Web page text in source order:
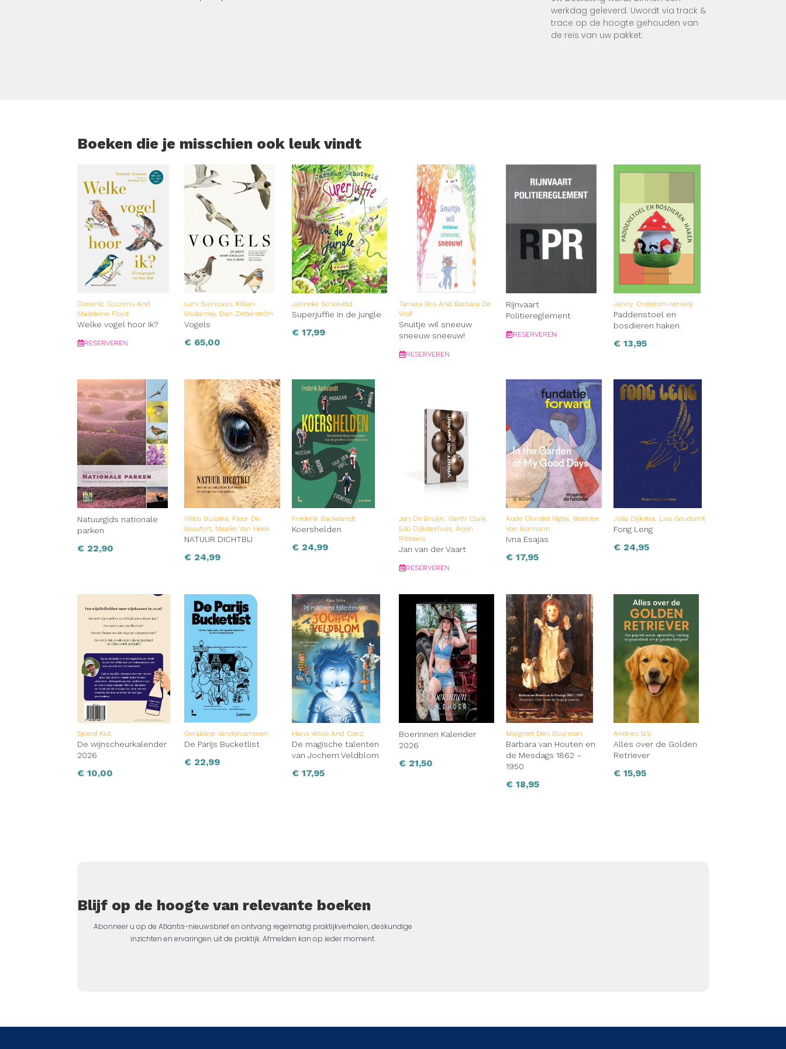
werkdag geleverd. Uwordt via track &
trace op de hoogte gehouden van
de reis van uw pakket.
Boeken die je misschien ook leuk vindt
Dominic Couzens And
Madeleine Floyd
Welke vogel hoor ik?
RESERVEREN
Lars Svensson, Killian
Mullarney, Dan Zetterström
Vogels
€ 65,00
Janneke Schotveld
Superjuffie in de jungle
€17,99
Tamara Bos And Barbara De
Wolf
Snuitje wil sneeuw
sneeuw sneeuw!
RESERVEREN
Rijnvaart
Politiereglement
RESERVEREN
Janny Oosterom-Verweij
Paddenstoel en
bosdieren haken
€13,95
Natuurgids nationale
parken
€ 22,90
Wilco Busstra, Fleur De
Beaufort, Maaike Van Heek
NATUUR DICHTBIJ
€ 24,99
Frederik Backelandt
Koershelden
€24,99
Jan De Bruijn, Garth Clark,
Edo Dijksterhuis, Arjen
Ribbens
Jan van der Vaart
RESERVEREN
Aude Christel Mgba, Beatrice
Von Bormann
Ivna Esajas
€ 17,95
Julia Dijkstra, Lisa Goudsmit
Fong Leng
€24,95
Sjoerd Kist
De wijnscheurkalender
2026
€ 10,00
Geraldine Vandercammen
De Parijs Bucketlist
€ 22,99
Hans Velvis And Conz
De magische talenten
van Jochem Veldblom
€17,95
Boerinnen Kalender
2026
€21,50
Margreet Den Buurman
Barbara van Houten en
de Mesdags 1862 –
1950
€ 18,95
Andries B.V.
Alles over de Golden
Retriever
€15,95
Blijf op de hoogte van relevante boeken
Abonneer u op de Atlantis-nieuwsbrief en ontvang regelmatig praktijkverhalen, deskundige
inzichten en ervaringen uit de praktijk. Afmelden kan op ieder moment.